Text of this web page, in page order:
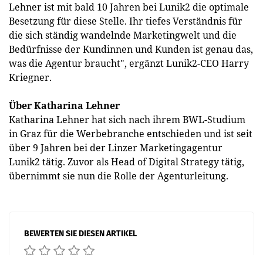
Lehner ist mit bald 10 Jahren bei Lunik2 die optimale
Besetzung für diese Stelle. Ihr tiefes Verständnis für
die sich ständig wandelnde Marketingwelt und die
Bedürfnisse der Kundinnen und Kunden ist genau das,
was die Agentur braucht", ergänzt Lunik2-CEO Harry
Kriegner.
Über Katharina Lehner
Katharina Lehner hat sich nach ihrem BWL-Studium
in Graz für die Werbebranche entschieden und ist seit
über 9 Jahren bei der Linzer Marketingagentur
Lunik2 tätig. Zuvor als Head of Digital Strategy tätig,
übernimmt sie nun die Rolle der Agenturleitung.
BEWERTEN SIE DIESEN ARTIKEL